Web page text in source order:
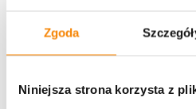
Zgoda
Niniejsza strona korzysta z
Potrzebujesz większą ilość?